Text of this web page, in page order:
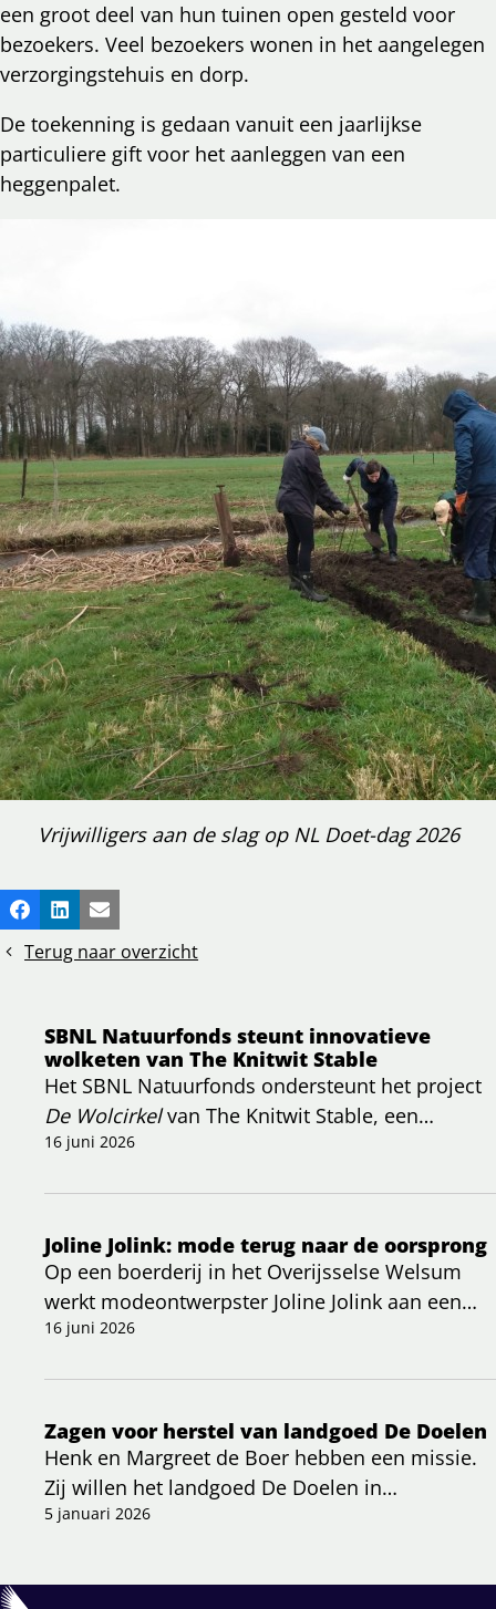
een groot deel van hun tuinen open gesteld voor
bezoekers. Veel bezoekers wonen in het aangelegen
verzorgingstehuis en dorp.
De toekenning is gedaan vanuit een jaarlijkse
particuliere gift voor het aanleggen van een
heggenpalet.
Vrijwilligers aan de slag op NL Doet-dag 2026
Deel
dit
bericht
Facebook
LinkedInE-mail
Terug naar overzicht
SBNL Natuurfonds steunt innovatieve
wolketen van The Knitwit Stable
Het SBNL Natuurfonds ondersteunt het project
De Wolcirkelvan The Knitwit Stable, een
initiatief dat zich richt op het herstellen van een
16 juni 2026
Joline Jolink: mode terug naar de oorsprong
Op een boerderij in het Overijsselse Welsum
werkt modeontwerpster Joline Jolink aan een
bijzonder project: kleding die letterlijk geworteld
radicaal veranderde en kiest voor een
regeneratieve, lokale aanpak.
16 juni 2026
Zagen voor herstel van landgoed De Doelen
Henk en Margreet de Boer hebben een missie.
Zij willen het landgoed De Doelen in
Nijkerkerveen in de oude staat terugbrengen,
5 januari 2026